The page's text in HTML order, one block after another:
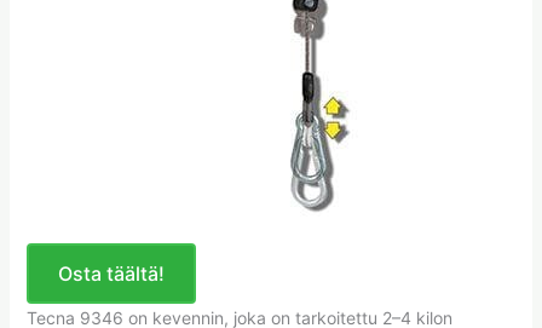
Osta täältä!
Tecna 9346 on kevennin, joka on tarkoitettu 2–4 kilon